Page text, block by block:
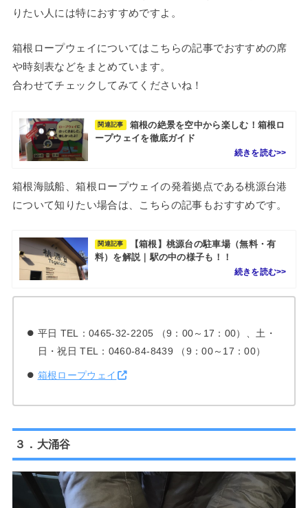
りたい人には特におすすめですよ。
箱根ロープウェイについてはこちらの記事でおすすめの席
や時刻表などをまとめています。
合わせてチェックしてみてくださいね！
関連記事
箱根の絶景を空中から楽しむ！箱根ロ
ープウェイを徹底ガイド
箱根海賊船、箱根ロープウェイの発着拠点である桃源台港
について知りたい場合は、こちらの記事もおすすめです。
関連記事
【箱根】桃源台の駐車場（無料・有
料）を解説｜駅の中の様子も！！
平日 TEL：0465-32-2205 （9：00～17：00）、土・
日・祝日 TEL：0460-84-8439 （9：00～17：00）
箱根ロープウェイ
３．大涌谷